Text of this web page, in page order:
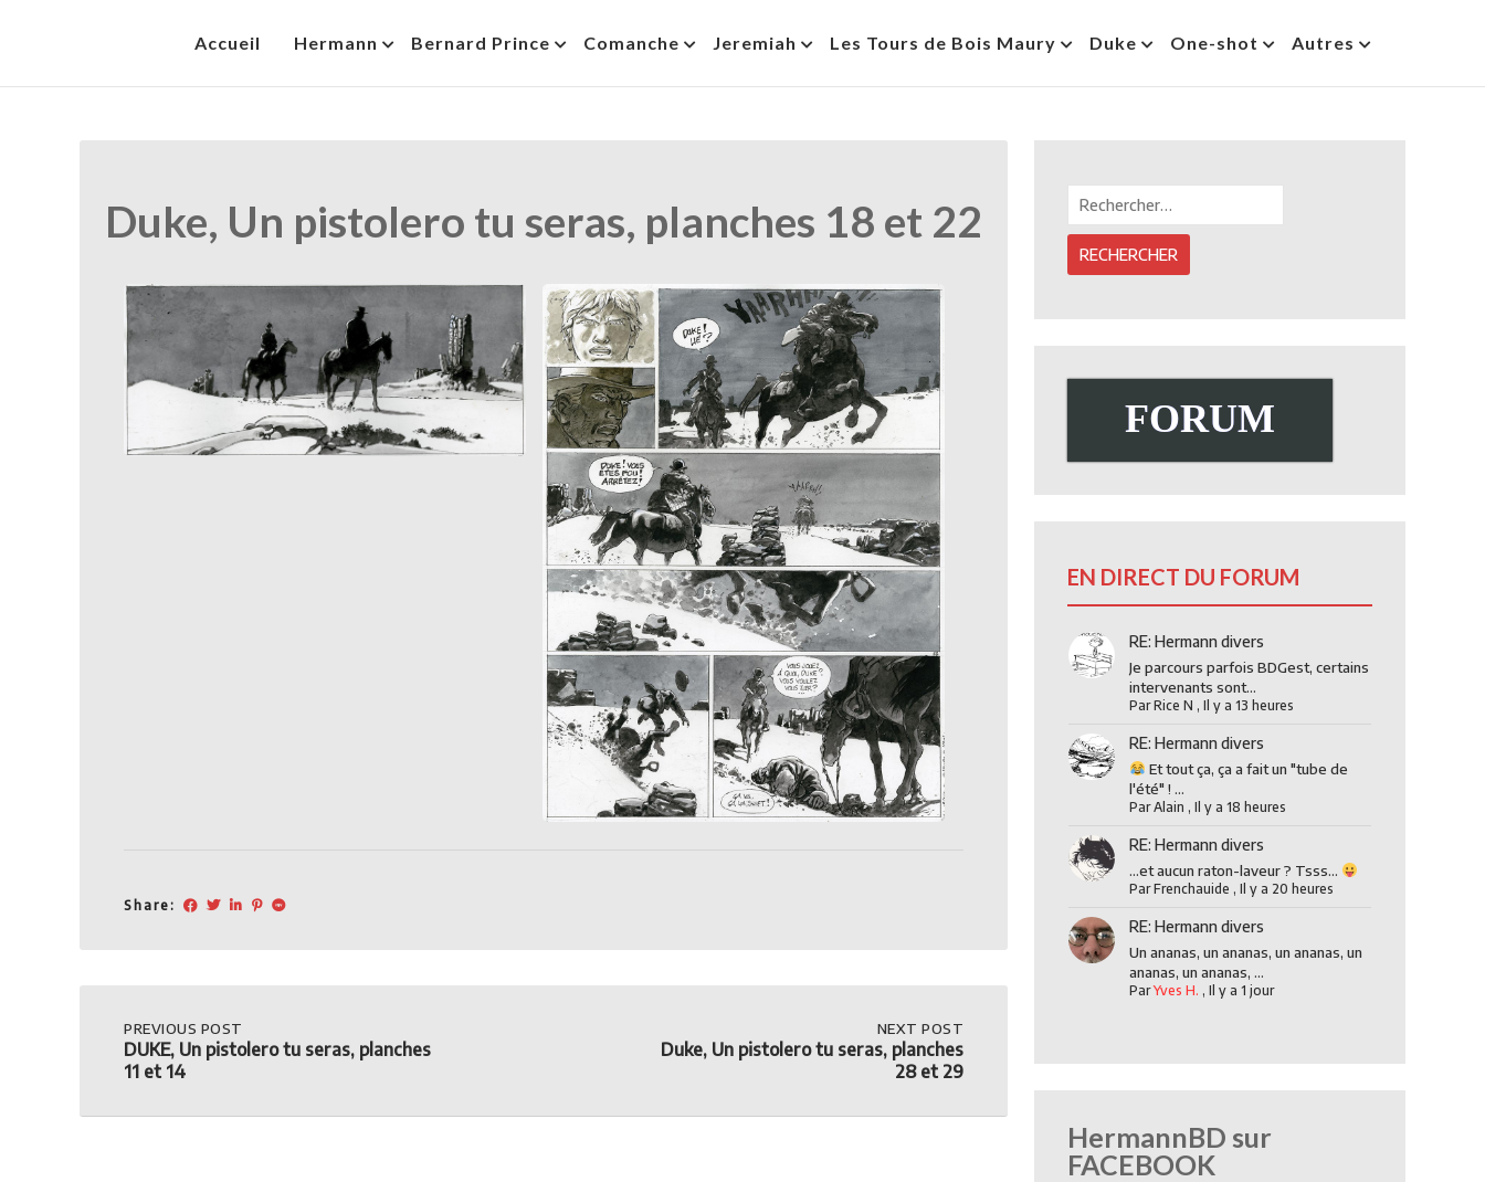
HermannBD
Accueil Hermann Bernard Prince Comanche Jeremiah Les Tours de Bois Maury Duke One-shot Autres
Duke, Un pistolero tu seras, planches 18 et 22
Share:
Post
navigation
PREVIOUS
POST:
DUKE,
UN
TU
PREVIOUS POST
DUKE, Un pistolero tu seras, planches
11 et 14
POST:
TU
NEXT POST
Duke, Un pistolero tu seras, planches
28 et 29
FORUM
EN DIRECT DU FORUM
RE: Hermann divers
Je parcours parfois BDGest, certains
intervenants sont...
ParRice N , Il y a 13 heures
RE: Hermann divers
Et tout ça, ça a fait un "tube de
l'été" ! ...
ParAlain , Il y a 18 heures
RE: Hermann divers
...et aucun raton-laveur ? Tsss...
ParFrenchauide , Il y a 20 heures
RE: Hermann divers
Un ananas, un ananas, un ananas, un
ananas, un ananas, ...
ParYves H. , Il y a 1 jour
HermannBD sur
FACEBOOK